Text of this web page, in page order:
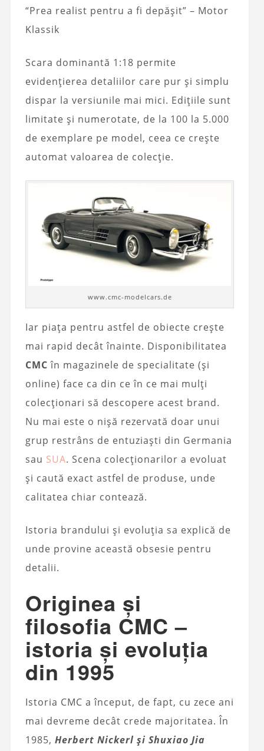
“Prea realist pentru a fi depășit” – Motor
Klassik
Scara dominantă 1:18 permite
evidențierea detaliilor care pur și simplu
dispar la versiunile mai mici. Edițiile sunt
limitate și numerotate, de la 100 la 5.000
de exemplare pe model, ceea ce crește
automat valoarea de colecție.
www.cmc-modelcars.de
Iar piața pentru astfel de obiecte crește
mai rapid decât înainte. Disponibilitatea
CMC în magazinele de specialitate (și
online) face ca din ce în ce mai mulți
colecționari să descopere acest brand.
Nu mai este o nișă rezervată doar unui
grup restrâns de entuziaști din Germania
sau SUA. Scena colecționarilor a evoluat
și caută exact astfel de produse, unde
calitatea chiar contează.
Istoria brandului și evoluția sa explică de
unde provine această obsesie pentru
detalii.
Originea și
filosofia CMC –
istoria și evoluția
din 1995
Istoria CMC a început, de fapt, cu zece ani
mai devreme decât crede majoritatea. În
1985, Herbert Nickerl și Shuxiao Jia